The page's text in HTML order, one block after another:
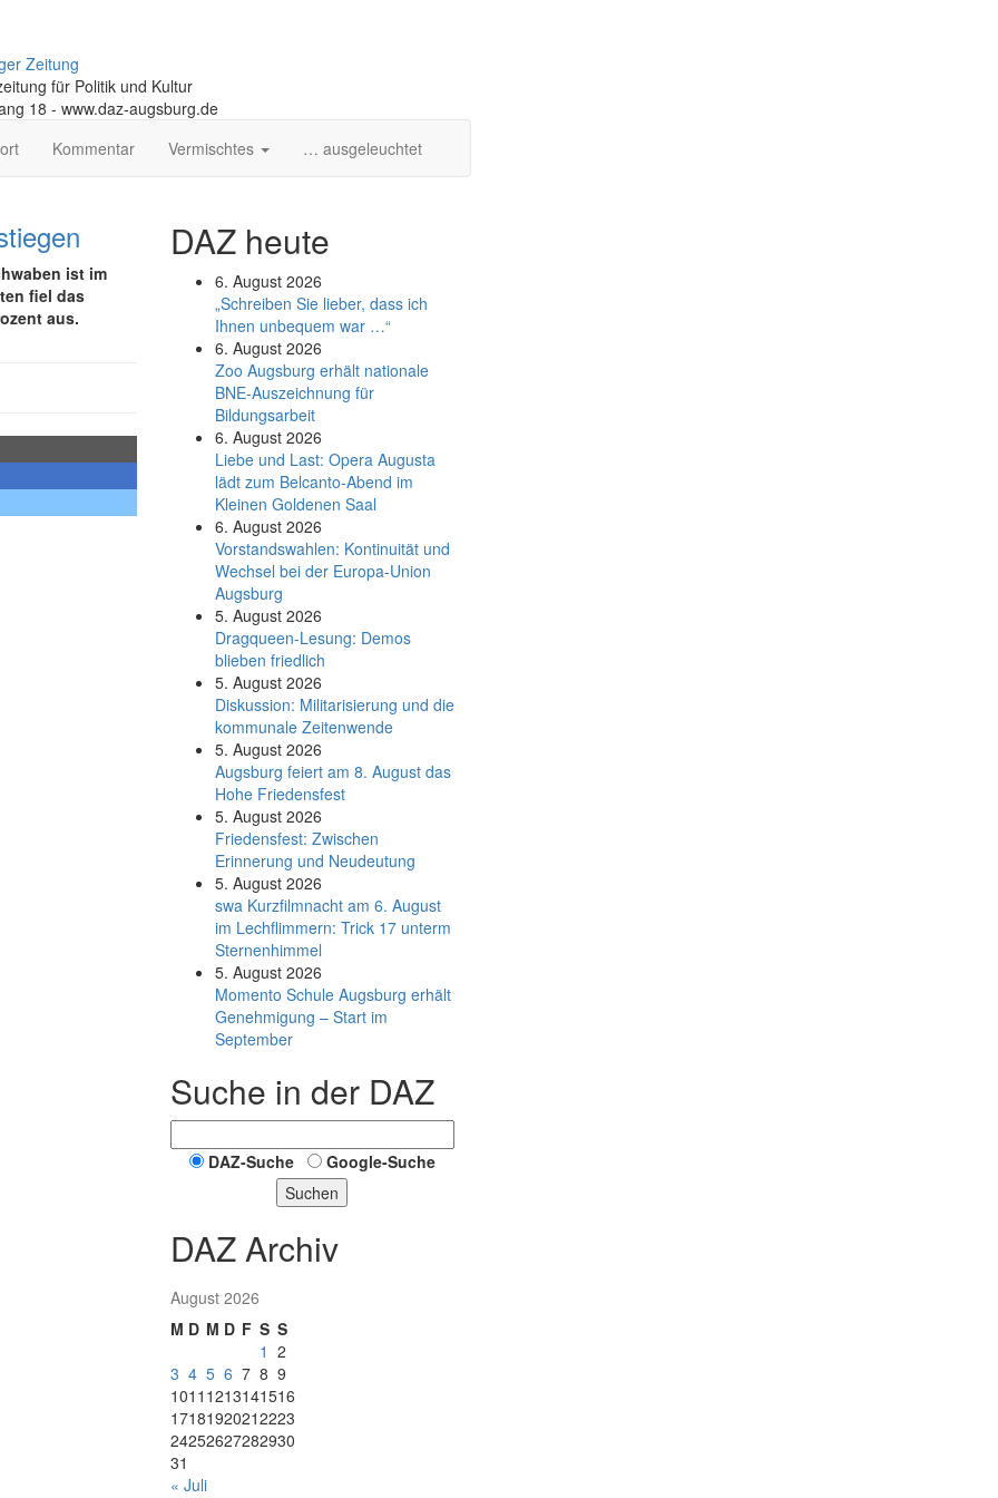
Zeitung
für Politik und Kultur
18 - www.daz-augsburg.de
Kommentar Vermischtes … ausgeleuchtet
ist im
fiel das
aus.
DAZ heute
6. August 2026
„Schreiben Sie lieber, dass ich
Ihnen unbequem war …“
6. August 2026
Zoo Augsburg erhält nationale
BNE-Auszeichnung für
Bildungsarbeit
6. August 2026
Liebe und Last: Opera Augusta
lädt zum Belcanto-Abend im
Kleinen Goldenen Saal
6. August 2026
Vorstandswahlen: Kontinuität und
Wechsel bei der Europa-Union
Augsburg
5. August 2026
Dragqueen-Lesung: Demos
blieben friedlich
5. August 2026
Diskussion: Mi­li­ta­ri­sie­rung und die
kommunale Zeitenwende
5. August 2026
Augsburg feiert am 8. August das
Hohe Friedensfest
5. August 2026
Friedensfest: Zwischen
Erinnerung und Neudeutung
5. August 2026
swa Kurz­film­nacht am 6. August
im Lech­flim­mern: Trick 17 unterm
Sternen­himmel
5. August 2026
Momento Schule Augsburg erhält
Genehmigung – Start im
September
Suche in der DAZ
DAZ-Suche
Google-Suche
Suchen
DAZ Archiv
August 2026
M D M D F S S
1 2
3 4 5 6 7 8 9
1011 1213141516
17181920212223
24252627282930
31
« Juli